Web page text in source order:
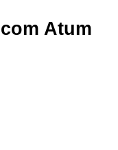
Atum